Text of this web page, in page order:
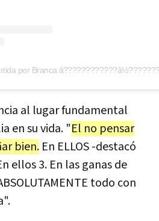
por Branca
al lugar fundamental
en su vida. "El no pensar
bien. En ELLOS -destacó
ellos 3. En las ganas de
todo con